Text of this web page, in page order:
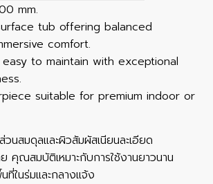
mm.
tub offering balanced
comfort.
to maintain with exceptional
suitable for premium indoor or
นสมดุลและผิวสัมผัสเนียนละเอียด
คุณสมบัติเหมาะกับการใช้งานยาวนาน
ที่ในร่มและกลางแจ้ง